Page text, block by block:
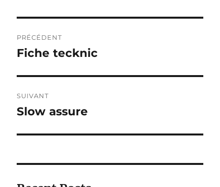
de
PRÉCÉDENT
Publication
Fiche tecknic
SUIVANT
Publication
Slow assure